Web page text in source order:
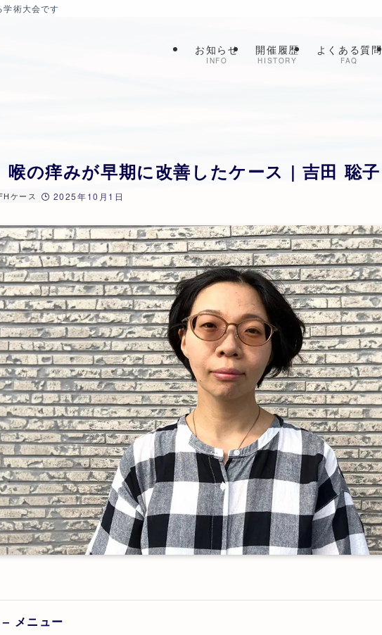
術大会です
お知らせ
INFO
開催履歴
HISTORY
よくある質問
FAQ
喉の痒みが早期に改善したケース | 吉田 聡
ケース 2025年10月1日
メニュー